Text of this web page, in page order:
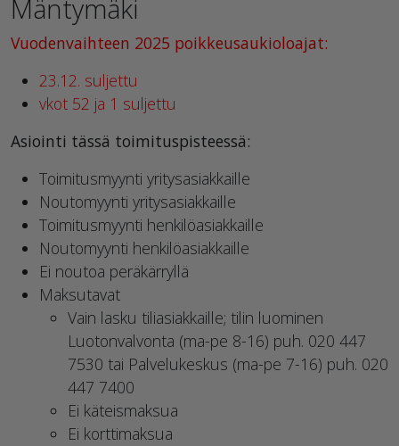
Mäntymäki
Vuodenvaihteen 2025 poikkeusaukioloajat:
23.12. suljettu
vkot 52 ja 1 suljettu
Asiointi tässä toimituspisteessä:
Toimitusmyynti yritysasiakkaille
Noutomyynti yritysasiakkaille
Toimitusmyynti henkilöasiakkaille
Noutomyynti henkilöasiakkaille
Ei noutoa peräkärryllä
Maksutavat
Vain lasku tiliasiakkaille; tilin luominen
Luotonvalvonta (ma-pe 8-16) puh. 020 447
7530 tai Palvelukeskus (ma-pe 7-16) puh. 020
447 7400
Ei käteismaksua
Ei korttimaksua